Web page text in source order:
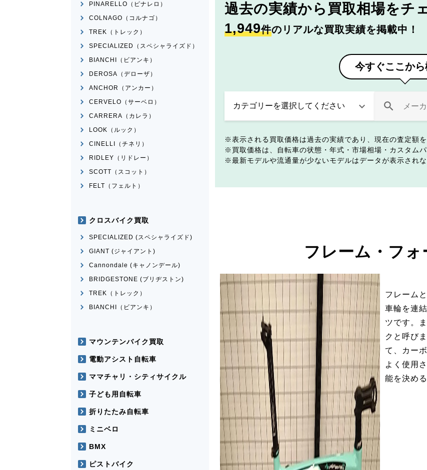
過去の実績から 買取相場をチ
1,949件のリアルな買取実績を掲載中！
今すぐここから
表示される買取価格は過去の実績であり、現在の査定額
買取価格は、自転車の状態・年式・市場相場・カスタム
最新モデルや流通量が少ないモデルはデータが表示されな
フレーム・フォ
フレーム
車輪を連
ツです。
クと呼び
て、カー
よく使用
能を決め
PINARELLO（ピナレロ）
COLNAGO（コルナゴ）
TREK（トレック）
SPECIALIZED（スペシャライズド）
BIANCHI（ビアンキ）
DEROSA（デローザ）
ANCHOR（アンカー）
CERVELO（サーベロ）
CARRERA（カレラ）
LOOK（ルック）
CINELLI（チネリ）
RIDLEY（リドレー）
SCOTT（スコット）
FELT（フェルト）
クロスバイク買取
SPECIALIZED (スペシャライズド)
GIANT (ジャイアント)
Cannondale (キャノンデール)
BRIDGESTONE (ブリヂストン)
TREK（トレック）
BIANCHI（ビアンキ）
マウンテンバイク買取
電動アシスト自転車
ママチャリ・シティサイクル
子ども用自転車
折りたたみ自転車
ミニベロ
BMX
ピストバイク